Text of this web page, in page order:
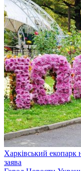
Харківський екопарк
заява